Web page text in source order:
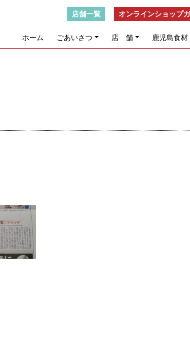
店舗一覧 オンラインショップ
ホーム ごあいさつ 店 舗 鹿児島食材